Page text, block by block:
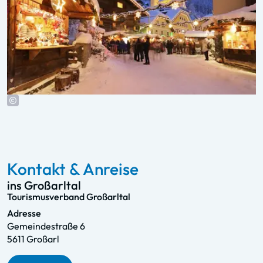
Kontakt & Anreise
ins Großarltal
Tourismusverband Großarltal
Adresse
Gemeindestraße 6
5611 Großarl